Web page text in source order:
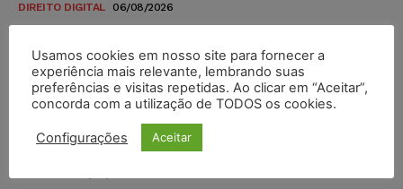
DIREITO DIGITAL 06/08/2026
TSE reforça que sistemas das urnas eletrônicas tornam-se
invioláveis após assinatura digital e lacração
NOTÍCIAS 06/08/2026
STF inicia julgamento sobre constitucionalidade da
proibição dos jogos de azar no Brasil
Usamos cookies em nosso site para fornecer a
experiência mais relevante, lembrando suas
preferências e visitas repetidas. Ao clicar em “Aceitar”,
concorda com a utilização de TODOS os cookies.
Configurações Aceitar